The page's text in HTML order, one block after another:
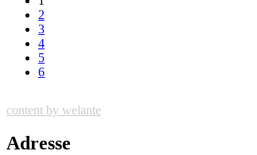
2
3
4
5
6
content by welante
Adresse